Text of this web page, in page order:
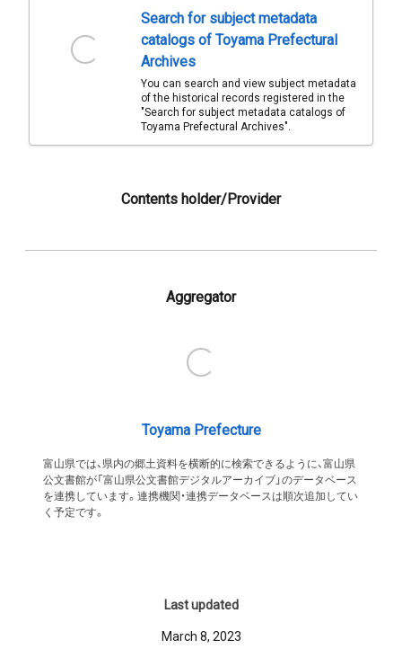
Search for subject metadata
catalogs of Toyama Prefectural
Archives
You can search and view subject metadata
of the historical records registered in the
"Search for subject metadata catalogs of
Toyama Prefectural Archives".
Contents holder/Provider
Aggregator
Toyama Prefecture
富山県では、県内の郷土資料を横断的に検索できるように、富山県
公文書館が「富山県公文書館デジタルアーカイブ」のデータベース
を連携しています。連携機関・連携データベースは順次追加してい
く予定です。
Last updated
March 8, 2023